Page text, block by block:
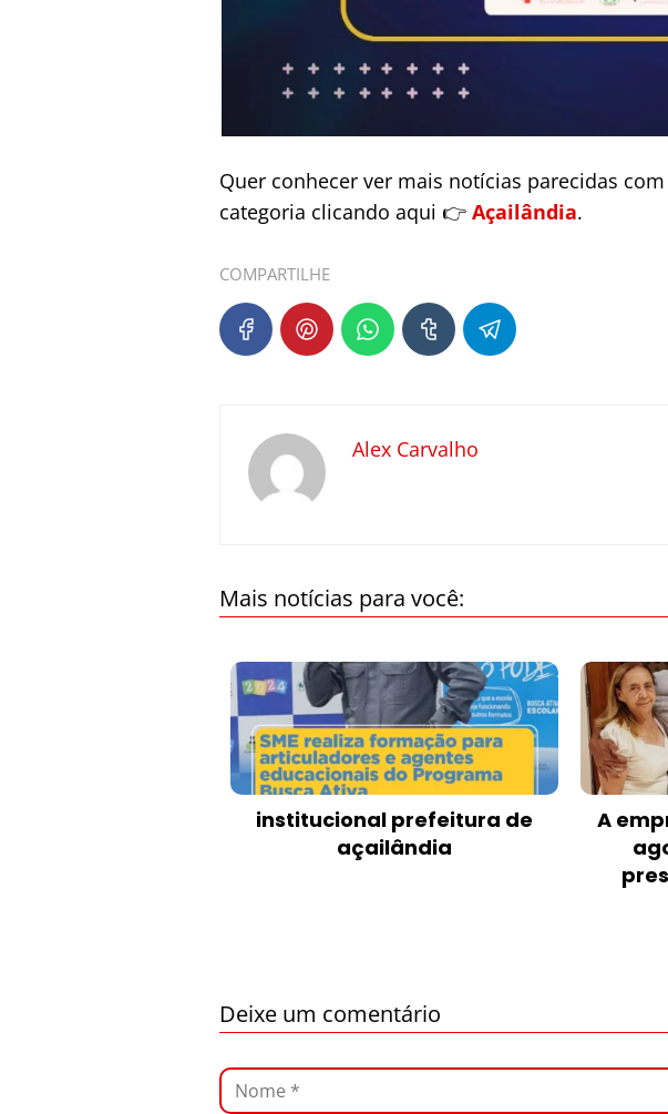
Quer conhecer ver mais notícias parecidas com
categoria clicando aqui 👉 Açailândia.
COMPARTILHE
Alex Carvalho
Mais notícias para você:
institucional prefeitura de
açailândia
A
Deixe um comentário